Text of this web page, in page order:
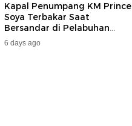
Kapal Penumpang KM Prince
Soya Terbakar Saat
Bersandar di Pelabuhan
Samarinda, Keberangkatan
Penumpang Dialihkan
6 days ago